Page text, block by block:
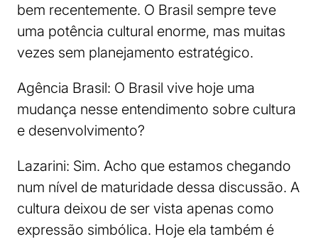
bem recentemente. O Brasil sempre teve
uma potência cultural enorme, mas muitas
vezes sem planejamento estratégico.
Agência Brasil: O Brasil vive hoje uma
mudança nesse entendimento sobre cultura
e desenvolvimento?
Lazarini: Sim. Acho que estamos chegando
num nível de maturidade dessa discussão. A
cultura deixou de ser vista apenas como
expressão simbólica. Hoje ela também é